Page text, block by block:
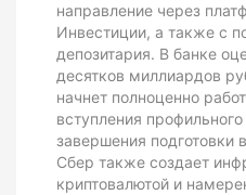
направление через
Инвестиции, а также с
депозитария. В банке
десятков миллиардов
начнет полноценно
вступления
завершения подготовки
Сбер также создает
криптовалютой и